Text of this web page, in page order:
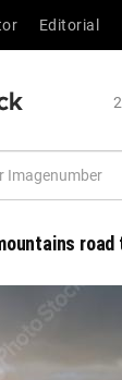
Editorial